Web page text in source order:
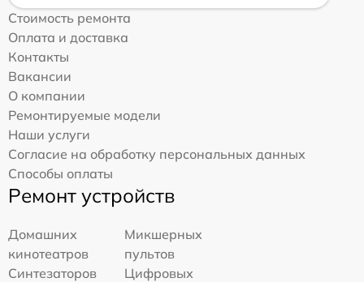
Стоимость ремонта
Оплата и доставка
Контакты
Вакансии
О компании
Ремонтируемые модели
Наши услуги
Согласие на обработку персональных данных
Способы оплаты
Ремонт устройств
Домашних
кинотеатров
Микшерных
пультов
Синтезаторов
Цифровых